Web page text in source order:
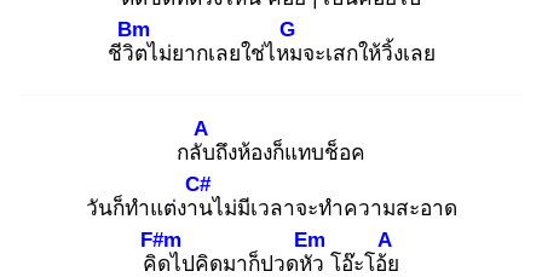
ชีวิต
Bm
ไม่ยากเลยใช่ไหม
G
จะเสกให้วิ้งเลย
กลับ
A
ถึงห้องก็แทบช็อค
วันก็ทำแต่งาน
C#
ไม่มีเวลาจะทำความสะอาด
คิด
F#m
ไปคิดมาก็ปวดหัว
Em
โอ๊ะโอ้ย
A